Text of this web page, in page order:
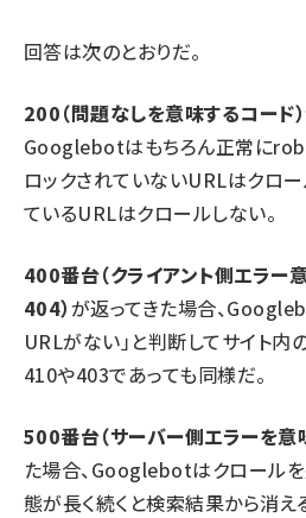
回答は次のとおりだ。
200（問題なしを意味するコード）
Googlebotはもちろん正常に
ロックされていないURLはクロー
ているURLはクロールしない。
400番台（クライアント側エラー
404）が返ってきた場合、
URLがない」と判断してサイト内
410や403であっても同様だ。
500番台（サーバー側エラーを意
た場合、Googlebotはクロール
態が長く続くと検索結果から消え